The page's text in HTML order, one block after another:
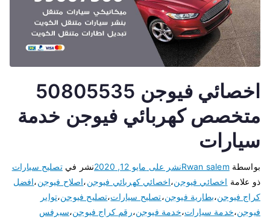
اخصائي فيوجن 50805535
متخصص كهربائي فيوجن خدمة
سيارات
بواسطة Rwan salemنشر على مايو 12, 2020 نشر فيتصليح سيارات
ذو علامة اخصائي فيوجن،اخصائي كهربائي فيوجن،اصلاح فيوجن،افضل
كراج فيوجن،بطارية فيوجن،تصليح سيارات،تصليح فيوجن،تواير
فيوجن،خدمة سيارات،خدمة فيوجن،رقم كراج فيوجن،سيرفس